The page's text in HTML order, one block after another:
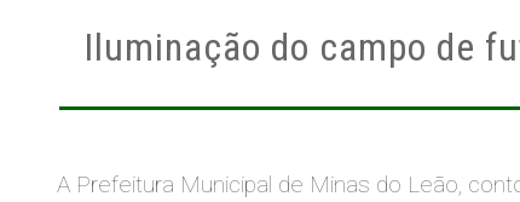
Iluminação do campo de
A Prefeitura Municipal de Minas do Leão,